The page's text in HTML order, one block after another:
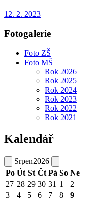
12. 2. 2023
Fotogalerie
Foto ZŠ
Foto MŠ
Rok 2026
Rok 2025
Rok 2024
Rok 2023
Rok 2022
Rok 2021
Kalendář
Srpen2026
Po Út St Čt Pá So Ne
27 28 29 30 31 1
2
3
4 5 6 7 8
9